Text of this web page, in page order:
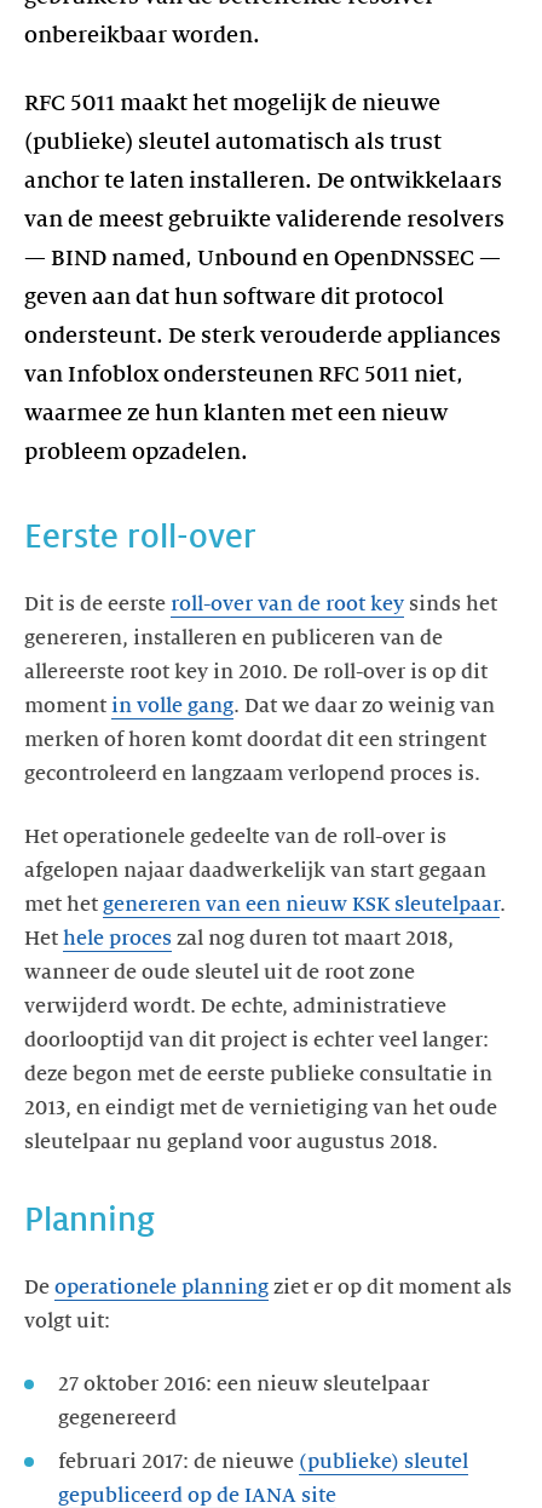
onbereikbaar worden.
RFC 5011 maakt het mogelijk de nieuwe
(publieke) sleutel automatisch als trust
anchor te laten installeren. De ontwikkelaars
van de meest gebruikte validerende resolvers
— BIND named, Unbound en OpenDNSSEC —
geven aan dat hun software dit protocol
ondersteunt. De sterk verouderde appliances
van Infoblox ondersteunen RFC 5011 niet,
waarmee ze hun klanten met een nieuw
probleem opzadelen.
Eerste roll-over
Dit is de eerste roll-over van de root key sinds het
genereren, installeren en publiceren van de
allereerste root key in 2010. De roll-over is op dit
moment in volle gang. Dat we daar zo weinig van
merken of horen komt doordat dit een stringent
gecontroleerd en langzaam verlopend proces is.
Het operationele gedeelte van de roll-over is
afgelopen najaar daadwerkelijk van start gegaan
met het genereren van een nieuw KSK sleutelpaar.
Het hele proces zal nog duren tot maart 2018,
wanneer de oude sleutel uit de root zone
verwijderd wordt. De echte, administratieve
doorlooptijd van dit project is echter veel langer:
deze begon met de eerste publieke consultatie in
2013, en eindigt met de vernietiging van het oude
sleutelpaar nu gepland voor augustus 2018.
Planning
De operationele planning ziet er op dit moment als
volgt uit:
27 oktober 2016: een nieuw sleutelpaar
gegenereerd
februari 2017: de nieuwe (publieke) sleutel
gepubliceerd op de IANA site